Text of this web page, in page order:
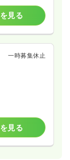
見る
一時募集休止
見る